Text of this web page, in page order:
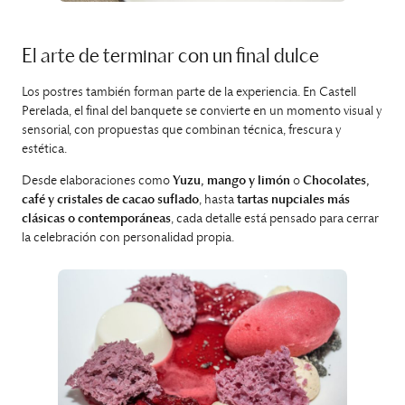
El arte de terminar con un final dulce
Los postres también forman parte de la experiencia. En Castell
Perelada, el final del banquete se convierte en un momento visual y
sensorial, con propuestas que combinan técnica, frescura y
estética.
Desde elaboraciones como Yuzu, mango y limón o Chocolates,
café y cristales de cacao suflado, hasta tartas nupciales más
clásicas o contemporáneas, cada detalle está pensado para cerrar
la celebración con personalidad propia.